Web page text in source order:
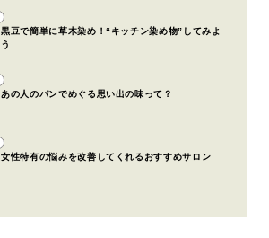
黒豆で簡単に草木染め！“キッチン染め物”してみよ
う
あの人のパンでめぐる思い出の味って？
女性特有の悩みを改善してくれるおすすめサロン